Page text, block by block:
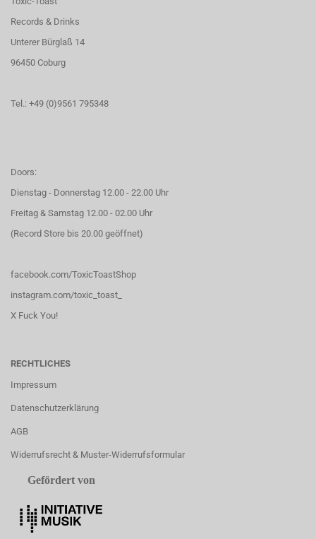
Records & Drinks
Unterer Bürglaß 14
96450 Coburg
Tel.: +49 (0)9561 795348
Doors:
Dienstag - Donnerstag 12.00 - 22.00 Uhr
Freitag & Samstag 12.00 - 02.00 Uhr
(Record Store bis 20.00 geöffnet)
facebook.com/ToxicToastShop
instagram.com/toxic_toast_
X Fuck You!
RECHTLICHES
Impressum
Datenschutzerklärung
AGB
Widerrufsrecht & Muster-Widerrufsformular
Gefördert von